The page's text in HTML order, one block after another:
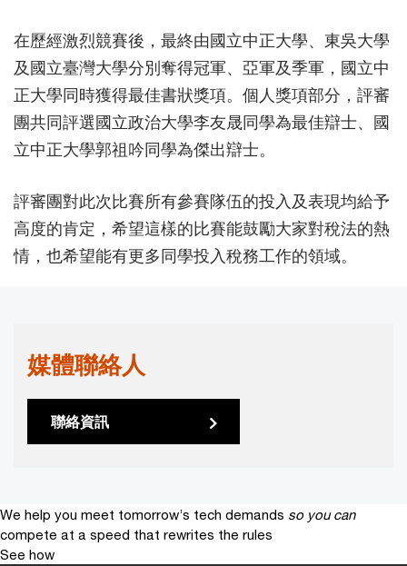
在歷經激烈競賽後，最終由國立中正大學、東吳大學
及國立臺灣大學分別奪得冠軍、亞軍及季軍，國立中
正大學同時獲得最佳書狀獎項。個人獎項部分，評審
團共同評選國立政治大學李友晟同學為最佳辯士、國
立中正大學郭祖吟同學為傑出辯士。
評審團對此次比賽所有參賽隊伍的投入及表現均給予
高度的肯定，希望這樣的比賽能鼓勵大家對稅法的熱
情，也希望能有更多同學投入稅務工作的領域。
媒體聯絡人
聯絡資訊
We help you meet tomorrow’s tech demands so you can
compete at a speed that rewrites the rules
See how